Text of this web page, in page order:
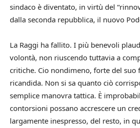
sindaco è diventato, in virtù del
dalla seconda repubblica, il nuovo
La Raggi ha fallito. I più benevoli
volontà, non riuscendo tuttavia a
critiche. Cio nondimeno, forte del suo
ricandida. Non si sa quanto ciò
semplice manovra tattica. È
contorsioni possano accrescere un
largamente inespresso, del resto, in